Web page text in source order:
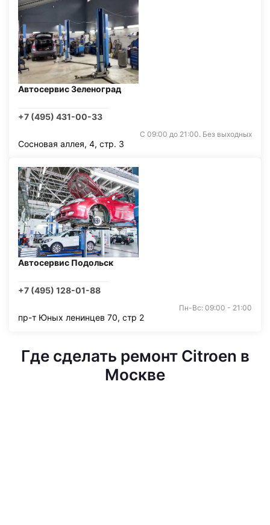
Автосервис Зеленоград
+7 (495) 431-00-33
С 09:00 до 21:00. Без выходных
Сосновая аллея, 4, стр. 3
Автосервис Подольск
+7 (495) 128-01-88
Пн-Вс: 09:00 - 21:00
пр-т Юных ленинцев 70, стр 2
Где сделать ремонт Citroen в
Москве